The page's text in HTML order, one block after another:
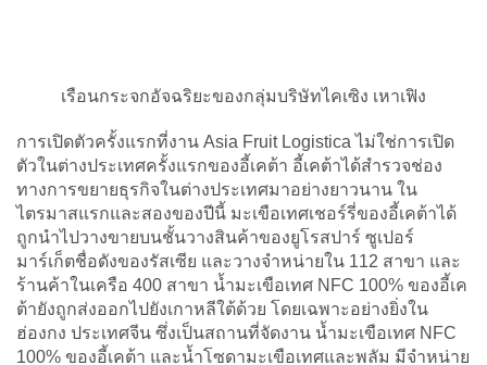
เรือนกระจกอัจฉริยะของกลุ่มบริษัทไคเซิง เหาเฟิง
การเปิดตัวครั้งแรกที่งาน Asia Fruit Logistica ไม่ใช่การเปิด
ตัวในต่างประเทศครั้งแรกของอี้เคต้า อี้เคต้าได้สำรวจช่อง
ทางการขยายธุรกิจในต่างประเทศมาอย่างยาวนาน ใน
ไตรมาสแรกและสองของปีนี้ มะเขือเทศเชอร์รี่ของอี้เคต้าได้
ถูกนำไปวางขายบนชั้นวางสินค้าของยูโรสปาร์ ซูเปอร์
มาร์เก็ตชื่อดังของรัสเซีย และวางจำหน่ายใน 112 สาขา และ
ร้านค้าในเครือ 400 สาขา น้ำมะเขือเทศ NFC 100% ของอี้เค
ต้ายังถูกส่งออกไปยังเกาหลีใต้ด้วย โดยเฉพาะอย่างยิ่งใน
ฮ่องกง ประเทศจีน ซึ่งเป็นสถานที่จัดงาน น้ำมะเขือเทศ NFC
100% ของอี้เคต้า และน้ำโซดามะเขือเทศและพลัม มีจำหน่าย